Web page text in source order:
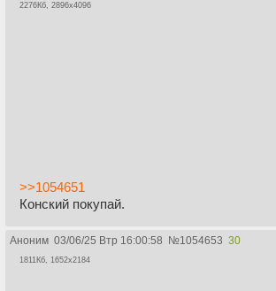
2276Кб, 2896x4096
>>1054651
Конский покупай.
Аноним 03/06/25 Втр 16:00:58 №1054653 30
1811Кб, 1652x2184